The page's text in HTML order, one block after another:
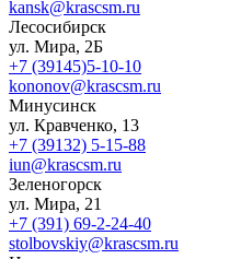
kansk@krascsm.ru
Лесосибирск
ул. Мира, 2Б
+7 (39145)5-10-10
kononov@krascsm.ru
Минусинск
ул. Кравченко, 13
+7 (39132) 5-15-88
iun@krascsm.ru
Зеленогорск
ул. Мира, 21
+7 (391) 69-2-24-40
stolbovskiy@krascsm.ru